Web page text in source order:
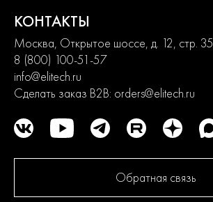
КОНТАКТЫ
Москва, Открытое шоссе, д. 12, стр. 35
8 (800) 100-51-57
info@elitech.ru
Сделать заказ B2B: orders@elitech.ru
Обратная связь